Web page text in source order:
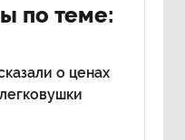
по теме:
о ценах